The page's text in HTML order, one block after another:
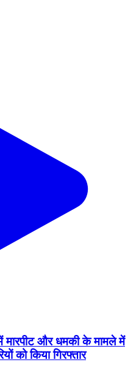
मारपीट और धमकी के मामले में
को किया गिरफ्तार